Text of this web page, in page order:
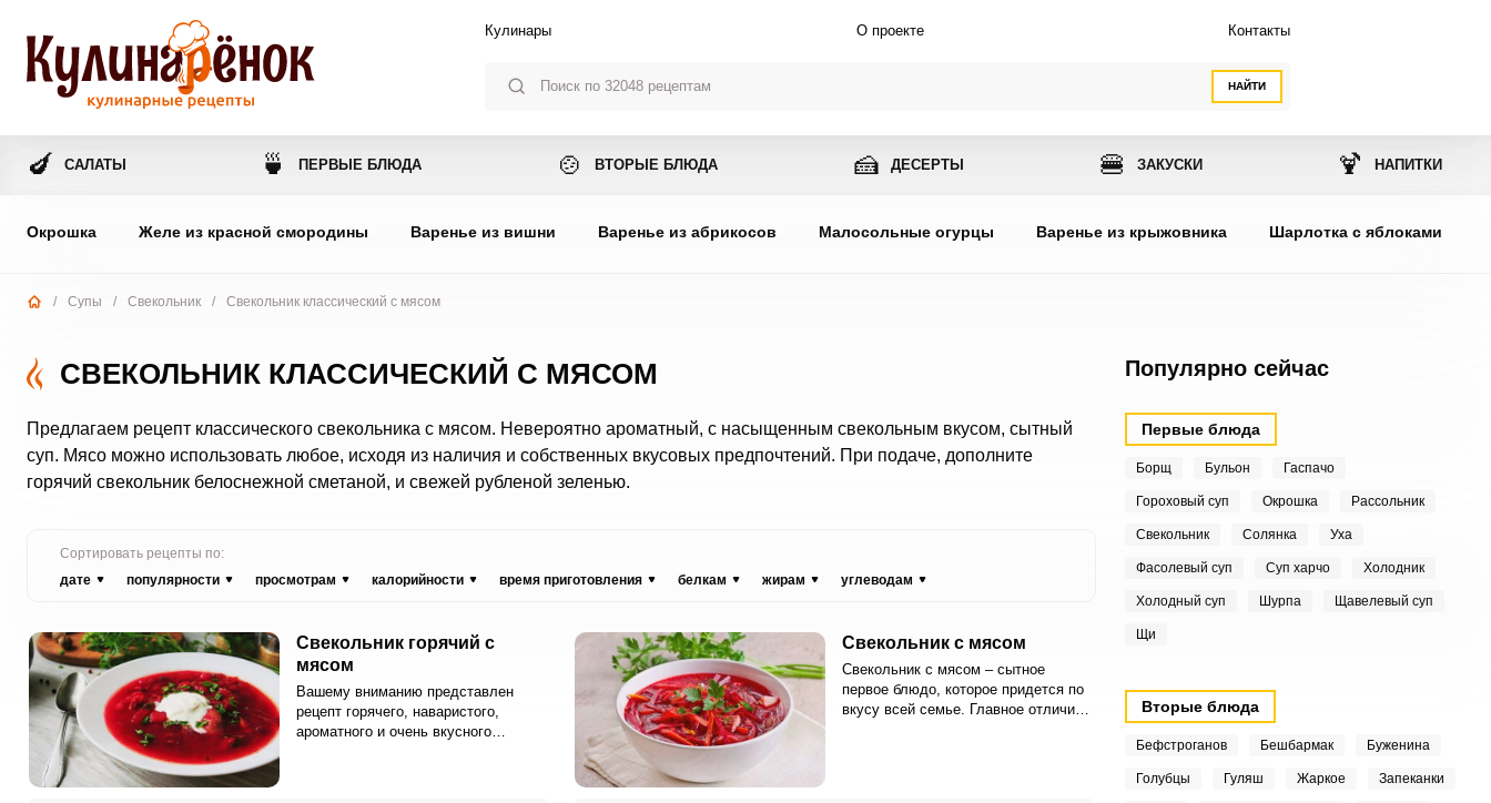
НАЙТИ
Кулинары О проекте Контакты
🍆 САЛАТЫ 🍵 ПЕРВЫЕ БЛЮДА 🍲 ВТОРЫЕ БЛЮДА 🍰 ДЕСЕРТЫ 🍔 ЗАКУСКИ 🍹 НАПИТКИ
Окрошка Желе из красной смородины Варенье из вишни Варенье из абрикосов Малосольные огурцы Варенье из крыжовника Шарлотка с яблоками
/ Супы / Свекольник / Свекольник классический с мясом
СВЕКОЛЬНИК КЛАССИЧЕСКИЙ С МЯСОМ
Предлагаем рецепт классического свекольника с мясом. Невероятно ароматный, с насыщенным свекольным вкусом, сытный
суп. Мясо можно использовать любое, исходя из наличия и собственных вкусовых предпочтений. При подаче, дополните
горячий свекольник белоснежной сметаной, и свежей рубленой зеленью.
Сортировать рецепты по:
дате
популярности просмотрам калорийности время приготовления белкам жирам углеводам
Свекольник горячий с
мясом
Вашему вниманию представлен
рецепт горячего, наваристого,
ароматного и очень вкусного
Свекольник с мясом
Свекольник с мясом – сытное
первое блюдо, которое придется по
вкусу всей семье. Главное отличие
Популярно сейчас
Первые блюда
Борщ Бульон Гаспачо
Гороховый суп Окрошка Рассольник
Свекольник Солянка Уха
Фасолевый суп Суп харчо Холодник
Холодный суп Шурпа Щавелевый суп
Щи
Вторые блюда
Бефстроганов Бешбармак Буженина
Голубцы Гуляш Жаркое Запеканки